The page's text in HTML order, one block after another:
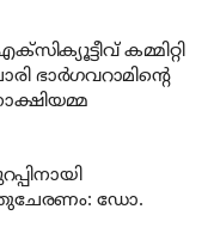
കമ്മിറ്റി
ഭാര്‍ഗവറാമിന്റെ
ഡോ.